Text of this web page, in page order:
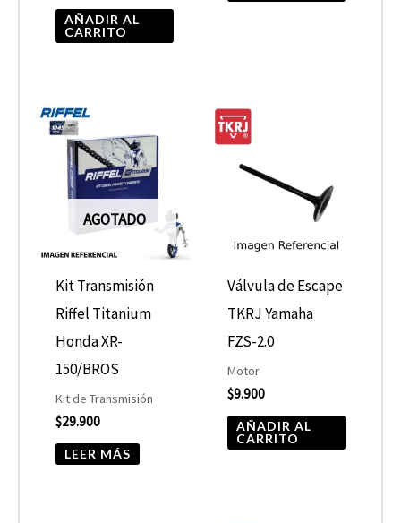
AÑADIR AL
CARRITO
AGOTADO
Kit Transmisión
Riffel Titanium
Honda XR-
150/BROS
Kit de Transmisión
$29.900
LEER MÁS
Válvula de Escape
TKRJ Yamaha
FZS-2.0
Motor
$9.900
AÑADIR AL
CARRITO